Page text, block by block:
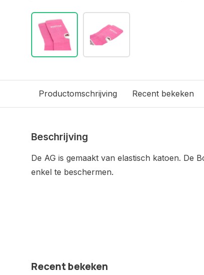
Productomschrijving Recent bekeken
Beschrijving
De AG is gemaakt van elastisch katoen. De
enkel te beschermen.
Recent bekeken